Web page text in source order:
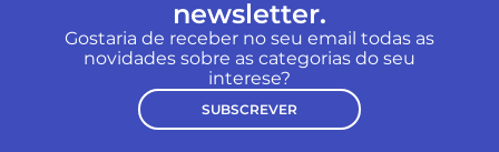
newsletter.
Gostaria de receber no seu email todas as
novidades sobre as categorias do seu
interese?
SUBSCREVER